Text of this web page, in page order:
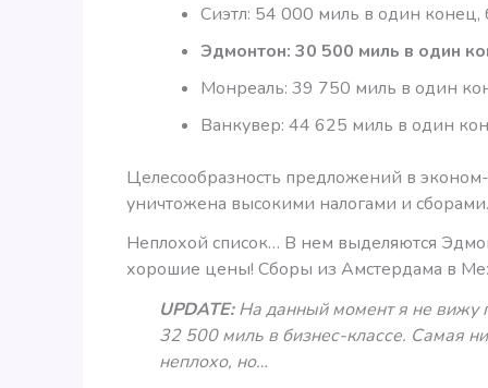
Сиэтл: 54 000 миль в один конец,
Эдмонтон: 30 500 миль в один
Монреаль: 39 750 миль в один
Ванкувер: 44 625 миль в один
Целесообразность предложений в
уничтожена высокими налогами и сборами.
Неплохой список… В нем выделяются
хорошие цены! Сборы из Амстердама в
UPDATE:На данный момент я не вижу
32 500 миль в бизнес-классе. Самая
неплохо, но…